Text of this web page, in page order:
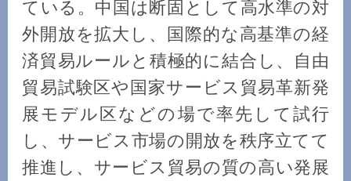
ている。中国は断固として高水準の対
外開放を拡大し、国際的な高基準の経
済貿易ルールと積極的に結合し、自由
貿易試験区や国家サービス貿易革新発
展モデル区などの場で率先して試行
し、サービス市場の開放を秩序立てて
推進し、サービス貿易の質の高い発展